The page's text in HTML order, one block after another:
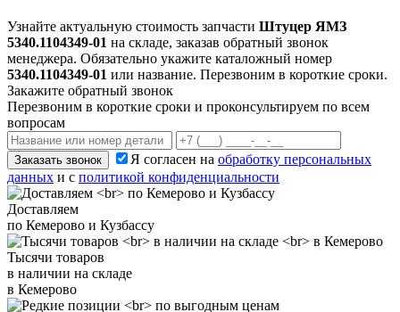
Узнайте актуальную стоимость запчасти Штуцер ЯМЗ
5340.1104349-01 на складе, заказав обратный звонок
менеджера. Обязательно укажите каталожный номер
5340.1104349-01 или название. Перезвоним в короткие сроки.
Закажите обратный звонок
Перезвоним в короткие сроки и проконсультируем по всем
вопросам
Заказать звонок Я согласен на обработку персональных
данных и с политикой конфиденциальности
Доставляем
по Кемерово и Кузбассу
Тысячи товаров
в наличии на складе
в Кемерово